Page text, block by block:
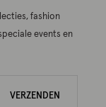
fashion
events en
VERZENDEN